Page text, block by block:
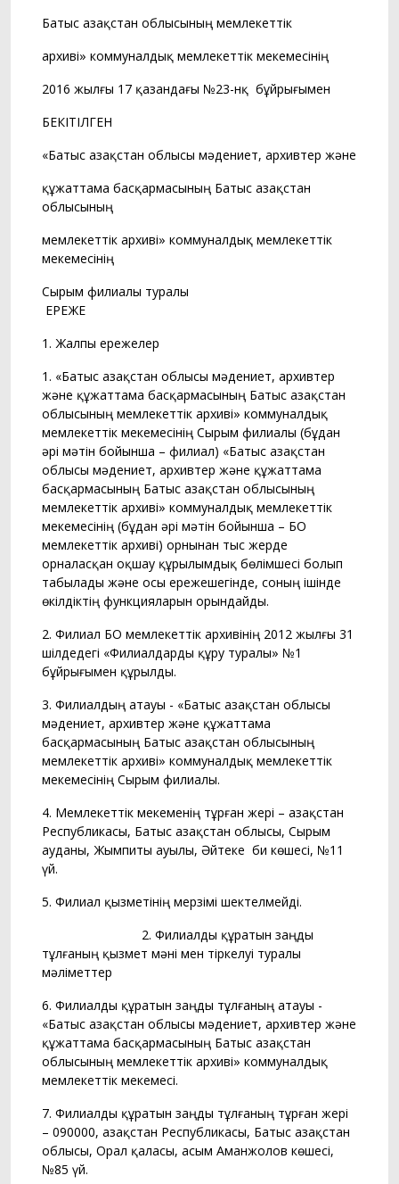
Батыс Қазақстан облысының мемлекеттік
архиві» коммуналдық мемлекеттік мекемесінің
2016 жылғы 17 қазандағы №23-нқ бұйрығымен
БЕКІТІЛГЕН
«Батыс Қазақстан облысы мәдениет, архивтер және
құжаттама басқармасының Батыс Қазақстан
облысының
мемлекеттік архиві» коммуналдық мемлекеттік
мекемесінің
Сырым филиалы туралы
ЕРЕЖЕ
1. Жалпы ережелер
1. «Батыс Қазақстан облысы мәдениет, архивтер
және құжаттама басқармасының Батыс Қазақстан
облысының мемлекеттік архиві» коммуналдық
мемлекеттік мекемесінің Сырым филиалы (бұдан
әрі мәтін бойынша – филиал) «Батыс Қазақстан
облысы мәдениет, архивтер және құжаттама
басқармасының Батыс Қазақстан облысының
мемлекеттік архиві» коммуналдық мемлекеттік
мекемесінің (бұдан әрi мәтiн бойынша – БҚО
мемлекеттiк архиві) орнынан тыс жерде
орналасқан оқшау құрылымдық бөлiмшесі болып
табылады және осы ережешегінде, соның iшiнде
өкiлдiктiң функцияларын орындайды.
2. Филиал БҚО мемлекеттік архивінің 2012 жылғы 31
шілдедегі «Филиалдарды құру туралы» №1
бұйрығымен құрылды.
3. Филиалдың атауы - «Батыс Қазақстан облысы
мәдениет, архивтер және құжаттама
басқармасының Батыс Қазақстан облысының
мемлекеттік архиві» коммуналдық мемлекеттік
мекемесінің Сырым филиалы.
4. Мемлекеттік мекеменің тұрған жері – Қазақстан
Республикасы, Батыс Қазақстан облысы, Сырым
ауданы, Жымпиты ауылы, Әйтеке би көшесі, №11
үй.
5. Филиал қызметінiң мерзiмi шектелмейді.
2. Филиалды құратын заңды
тұлғаның қызмет мәні мен тіркелуі туралы
мәліметтер
6. Филиалды құратын заңды тұлғаның атауы -
«Батыс Қазақстан облысы мәдениет, архивтер және
құжаттама басқармасының Батыс Қазақстан
облысының мемлекеттік архиві» коммуналдық
мемлекеттік мекемесі.
7. Филиалды құратын заңды тұлғаның тұрған жері
– 090000, Қазақстан Республикасы, Батыс Қазақстан
облысы, Орал қаласы, Қасым Аманжолов көшесі,
№85 үй.